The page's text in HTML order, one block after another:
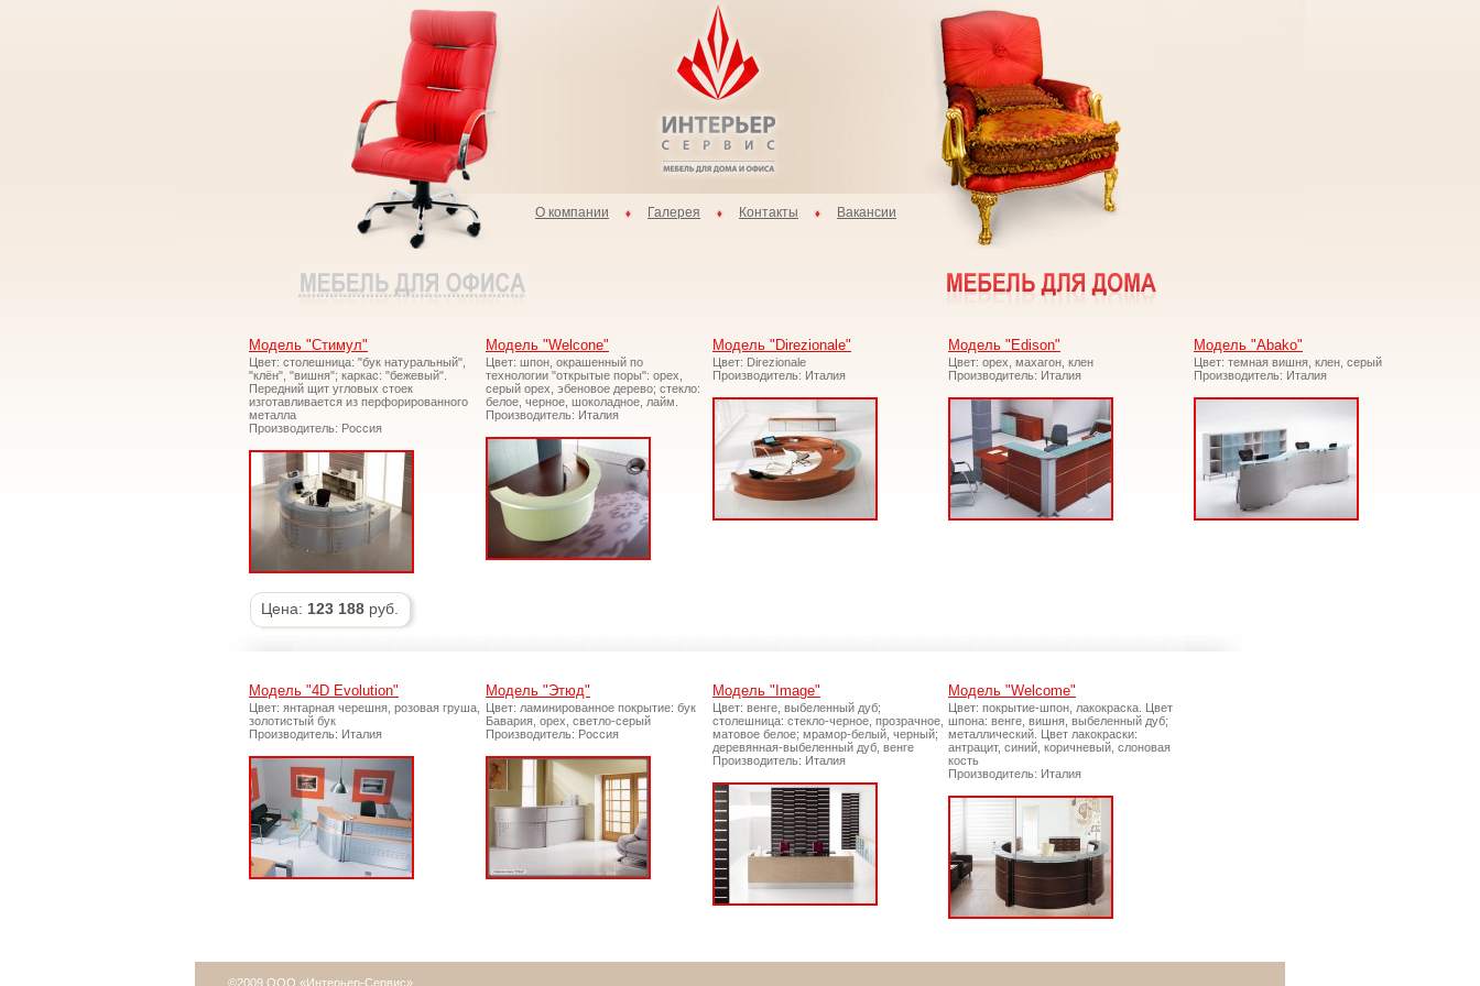
О компании Галерея Контакты Вакансии
Модель "Стимул"
Цвет: столешница: "бук натуральный",
"клён", "вишня"; каркас: "бежевый".
Передний щит угловых стоек
изготавливается из перфорированного
металла
Производитель: Россия
Цена: 123 188 руб.
Модель "Welcone"
Цвет: шпон, окрашенный по
технологии "открытые поры": орех,
серый орех, эбеновое дерево; стекло:
белое, черное, шоколадное, лайм.
Производитель: Италия
Модель "Direzionale"
Цвет: Direzionale
Производитель: Италия
Модель "Edison"
Цвет: орех, махагон, клен
Производитель: Италия
Модель "Abako"
Цвет: темная вишня, клен, серый
Производитель: Италия
Модель "4D Evolution"
Цвет: янтарная черешня, розовая груша,
золотистый бук
Производитель: Италия
Модель "Этюд"
Цвет: ламинированное покрытие: бук
Бавария, орех, светло-серый
Производитель: Россия
Модель "Image"
Цвет: венге, выбеленный дуб;
столешница: стекло-черное, прозрачное,
матовое белое; мрамор-белый, черный;
деревянная-выбеленный дуб, венге
Производитель: Италия
Модель "Welcome"
Цвет: покрытие-шпон, лакокраска. Цвет
шпона: венге, вишня, выбеленный дуб;
металлический. Цвет лакокраски:
антрацит, синий, коричневый, слоновая
кость
Производитель: Италия
©2009 ООО «Интерьер-Сервис»